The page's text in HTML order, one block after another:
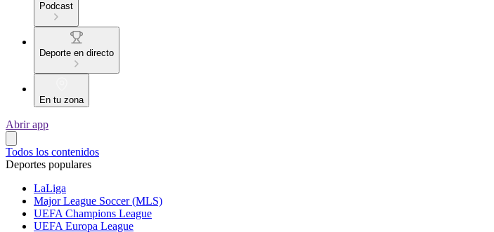
Podcast
Deporte en directo
En tu zona
Abrir app
Todos los contenidos
Deportes populares
LaLiga
Major League Soccer (MLS)
UEFA Champions League
UEFA Europa League